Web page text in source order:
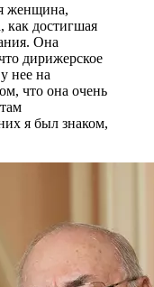
женщина,
как достигшая
Она
дирижерское
нее на
что она очень
я был знаком,